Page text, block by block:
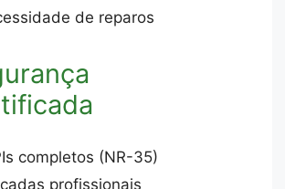
de reparos
completos (NR-35)
profissionais